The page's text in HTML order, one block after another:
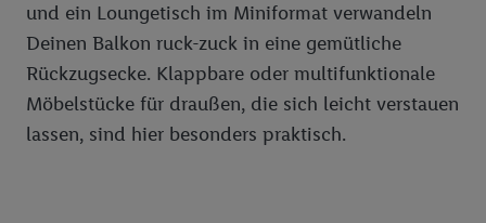
und ein Loungetisch im Miniformat verwandeln
Deinen Balkon ruck-zuck in eine gemütliche
Rückzugsecke. Klappbare oder multifunktionale
Möbelstücke für draußen, die sich leicht verstauen
lassen, sind hier besonders praktisch.